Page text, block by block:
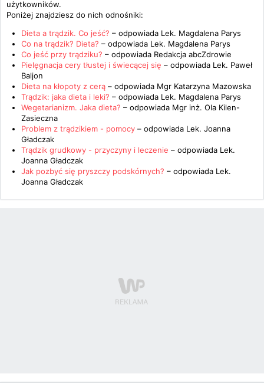
użytkowników.
Poniżej znajdziesz do nich odnośniki:
Dieta a trądzik. Co jeść? – odpowiada Lek. Magdalena Parys
Co na trądzik? Dieta? – odpowiada Lek. Magdalena Parys
Co jeść przy trądziku? – odpowiada Redakcja abcZdrowie
Pielęgnacja cery tłustej i świecącej się – odpowiada Lek. Paweł
Baljon
Dieta na kłopoty z cerą – odpowiada Mgr Katarzyna Mazowska
Trądzik: jaka dieta i leki? – odpowiada Lek. Magdalena Parys
Wegetarianizm. Jaka dieta? – odpowiada Mgr inż. Ola Kilen-
Zasieczna
Problem z trądzikiem - pomocy – odpowiada Lek. Joanna
Gładczak
Trądzik grudkowy - przyczyny i leczenie – odpowiada Lek.
Joanna Gładczak
Jak pozbyć się pryszczy podskórnych? – odpowiada Lek.
Joanna Gładczak